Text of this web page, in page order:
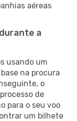
aéreas
a
usando um
na procura
o
de
para o seu voo
um bilhete